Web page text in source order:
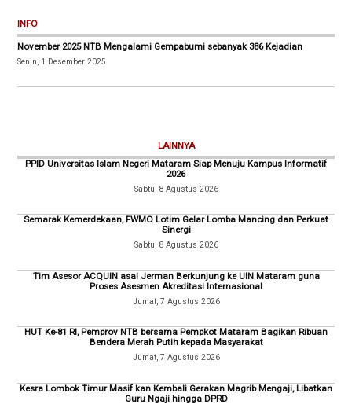
INFO
November 2025 NTB Mengalami Gempabumi sebanyak 386 Kejadian
Senin, 1 Desember 2025
LAINNYA
PPID Universitas Islam Negeri Mataram Siap Menuju Kampus Informatif
2026
Sabtu, 8 Agustus 2026
Semarak Kemerdekaan, FWMO Lotim Gelar Lomba Mancing dan Perkuat
Sinergi
Sabtu, 8 Agustus 2026
Tim Asesor ACQUIN asal Jerman Berkunjung ke UIN Mataram guna
Proses Asesmen Akreditasi Internasional
Jumat, 7 Agustus 2026
HUT Ke-81 RI, Pemprov NTB bersama Pempkot Mataram Bagikan Ribuan
Bendera Merah Putih kepada Masyarakat
Jumat, 7 Agustus 2026
Kesra Lombok Timur Masif kan Kembali Gerakan Magrib Mengaji, Libatkan
Guru Ngaji hingga DPRD